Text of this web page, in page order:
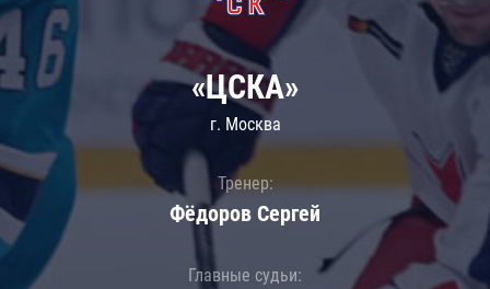
«ЦСКА»
г. Москва
Тренер:
Фёдоров Сергей
Главные судьи: